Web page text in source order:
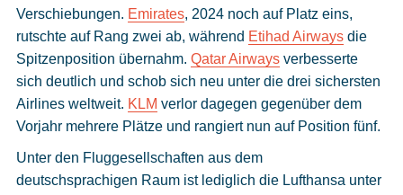
Verschiebungen. Emirates, 2024 noch auf Platz eins,
rutschte auf Rang zwei ab, während Etihad Airwaysdie
Spitzenposition übernahm. Qatar Airwaysverbesserte
sich deutlich und schob sich neu unter die drei sichersten
Airlines weltweit. KLM verlor dagegen gegenüber dem
Vorjahr mehrere Plätze und rangiert nun auf Position fünf.
Unter den Fluggesellschaften aus dem
deutschsprachigen Raum ist lediglich die Lufthansa unter